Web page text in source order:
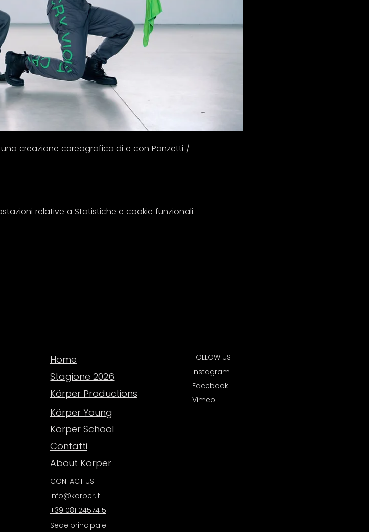
una creazione coreografica di e con Panzetti /
relative a Statistiche e cookie funzionali.
Home
Stagione 2026
Körper Productions
Körper Young
Körper School
Contatti
About Körper
FOLLOW US
Instagram
Facebook
Vimeo
CONTACT US
info@korper.it
+39 081 2457415
Sede principale: